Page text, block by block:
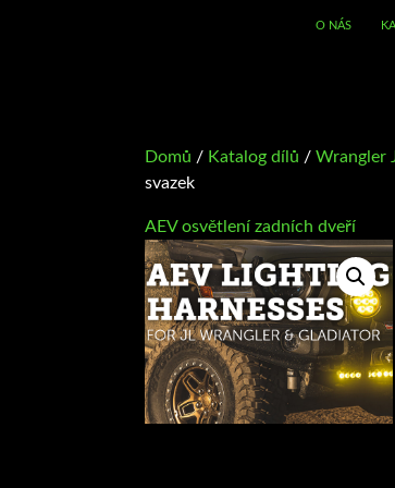
O NÁS
Domů / Katalog dílů / Wrangler
svazek
AEV osvětlení zadních dveří